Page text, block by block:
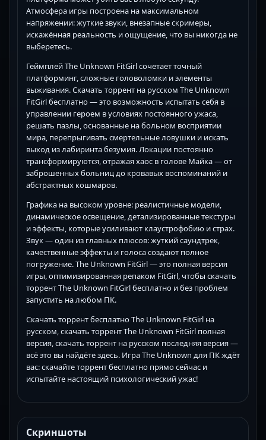
Атмосфера игры построена на максимальном
напряжении: жуткие звуки, внезапные скримеры,
искажённая реальность и ощущение, что вы никогда не
выберетесь.
Геймплей The Unknown FitGirl сочетает точный
платформинг, сложные головоломки и элементы
выживания. Скачать торрент на русском The Unknown
FitGirl бесплатно — это возможность испытать себя в
управлении героем в условиях постоянного ужаса,
решать пазлы, основанные на больном восприятии
мира, перепрыгивать смертельные ловушки и искать
выход из лабиринта безумия. Локации постоянно
трансформируются, отражая хаос в голове Майка — от
заброшенных больниц до кровавых воспоминаний и
абстрактных кошмаров.
Графика на высоком уровне: реалистичные модели,
динамическое освещение, детализированные текстуры
и эффекты, которые усиливают клаустрофобию и страх.
Звук — один из главных плюсов: жуткий саундтрек,
качественные эффекты и голоса создают полное
погружение. The Unknown FitGirl — это полная версия
игры, оптимизированная репаком FitGirl, чтобы скачать
торрент The Unknown FitGirl бесплатно и без проблем
запустить на любом ПК.
Скачать торрент бесплатно The Unknown FitGirl на
русском, скачать торрент The Unknown FitGirl полная
версия, скачать торрент на русском последняя версия —
всё это вы найдёте здесь. Игра The Unknown для ПК ждёт
вас: скачайте торрент бесплатно прямо сейчас и
испытайте настоящий психологический ужас!
Скриншоты